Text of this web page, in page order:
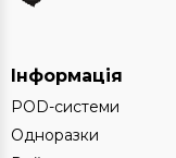
Інформація
POD-системи
Одноразки